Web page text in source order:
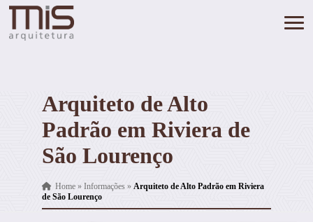
Arquiteto de Alto
Padrão em Riviera de
São Lourenço
Home» Informações » Arquiteto de Alto Padrão em Riviera
de São Lourenço